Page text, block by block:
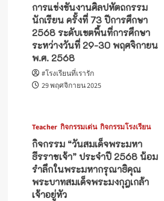
การแข่งขันงานศิลปหัตถกรรม
นักเรียน ครั้งที่ 73 ปีการศึกษา
2568 ระดับเขตพื้นที่การศึกษา
ระหว่างวันที่ 29-30 พฤศจิกายน
พ.ศ. 2568
#โรงเรียนที่เรารัก
29 พฤศจิกายน 2025
Teacher กิจกรรมเด่น กิจกรรมโรงเรียน
กิจกรรม “วันสมเด็จพระมหา
ธีรราชเจ้า” ประจำปี 2568 น้อม
รำลึกในพระมหากรุณาธิคุณ
พระบาทสมเด็จพระมงกุฎเกล้า
เจ้าอยู่หัว